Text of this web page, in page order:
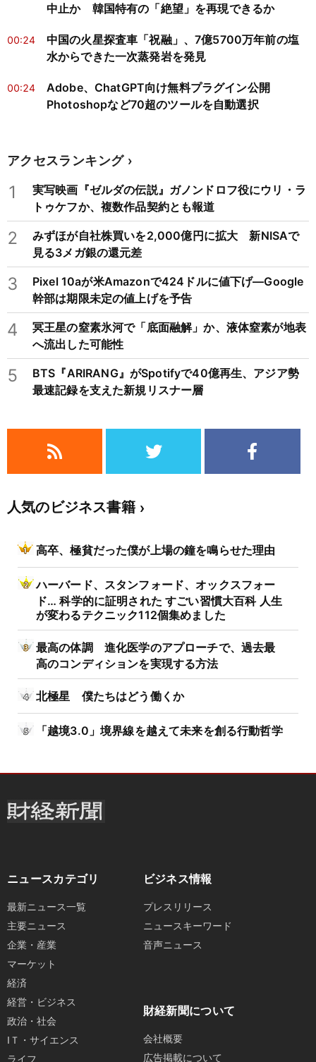
中止か 韓国特有の「絶望」を再現できるか
00:24
中国の火星探査車「祝融」、7億5700万年前の塩
水からできた一次蒸発岩を発見
00:24
Adobe、ChatGPT向け無料プラグイン公開
Photoshopなど70超のツールを自動選択
アクセスランキング
1
実写映画『ゼルダの伝説』ガノンドロフ役にウリ・ラ
トゥケフか、複数作品契約とも報道
2
みずほが自社株買いを2,000億円に拡大 新NISAで
見る3メガ銀の還元差
3
Pixel 10aが米Amazonで424ドルに値下げ―Google
幹部は期限未定の値上げを予告
4
冥王星の窒素氷河で「底面融解」か、液体窒素が地表
へ流出した可能性
5
BTS『ARIRANG』がSpotifyで40億再生、アジア勢
最速記録を支えた新規リスナー層
人気のビジネス書籍
高卒、極貧だった僕が上場の鐘を鳴らせた理由
ハーバード、スタンフォード、オックスフォー
ド… 科学的に証明された すごい習慣大百科 人生
が変わるテクニック112個集めました
最高の体調 進化医学のアプローチで、過去最
高のコンディションを実現する方法
北極星 僕たちはどう働くか
「越境3.0」境界線を越えて未来を創る行動哲学
ニュースカテゴリ
最新ニュース一覧
主要ニュース
企業・産業
マーケット
経済
経営・ビジネス
政治・社会
IＴ・サイエンス
ライフ
ビジネス情報
プレスリリース
ニュースキーワード
音声ニュース
財経新聞について
会社概要
広告掲載について